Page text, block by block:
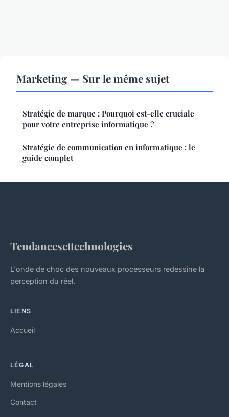
Marketing — Sur le même sujet
Stratégie de marque : Pourquoi est-elle cruciale
pour votre entreprise informatique ?
Stratégie de communication en informatique : le
guide complet
Tendancesettechnologies
L'onde de choc des nouveaux processeurs redessine la
perception du réel.
LIENS
Accueil
LÉGAL
Mentions légales
Contact